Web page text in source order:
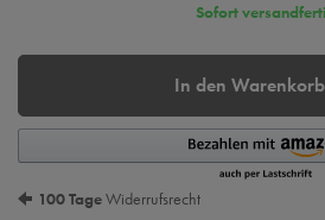
Sofort
In den Warenkorb
100 TageWiderrufsrecht